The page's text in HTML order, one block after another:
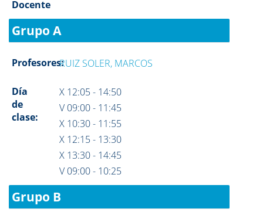
Docente
Grupo A
Profesores:RUIZ SOLER, MARCOS
Día
de
clase:
X 12:05 - 14:50
V 09:00 - 11:45
X 10:30 - 11:55
X 12:15 - 13:30
X 13:30 - 14:45
V 09:00 - 10:25
Grupo B